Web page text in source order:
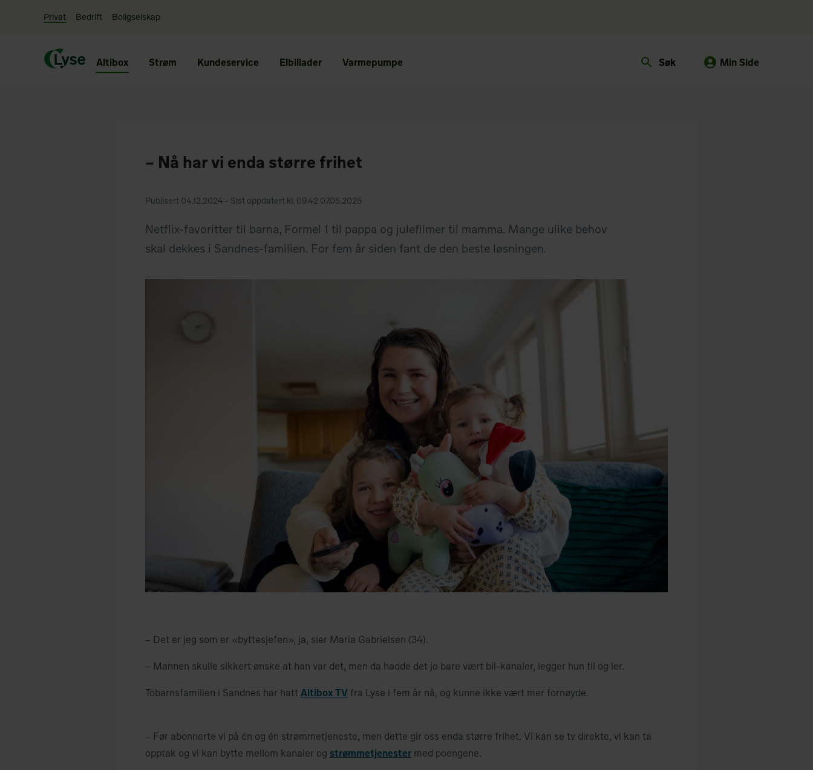
Privat Bedrift Boligselskap
Altibox Strøm Kundeservice Elbillader Varmepumpe Søk Min Side
– Nå har vi enda større frihet
Publisert 04.12.2024 - Sist oppdatert kl. 09.42 07.05.2025
Netflix-favoritter til barna, Formel 1 til pappa og julefilmer til mamma. Mange ulike behov
skal dekkes i Sandnes-familien. For fem år siden fant de den beste løsningen.
– Det er jeg som er «byttesjefen», ja, sier Maria Gabrielsen (34).
– Mannen skulle sikkert ønske at han var det, men da hadde det jo bare vært bil-kanaler, legger hun til og ler.
Tobarnsfamilien i Sandnes har hatt Altibox TV fra Lyse i fem år nå, og kunne ikke vært mer fornøyde.
– Før abonnerte vi på én og én strømmetjeneste, men dette gir oss enda større frihet. Vi kan se tv direkte, vi kan ta
opptak og vi kan bytte mellom kanaler og strømmetjenester med poengene.